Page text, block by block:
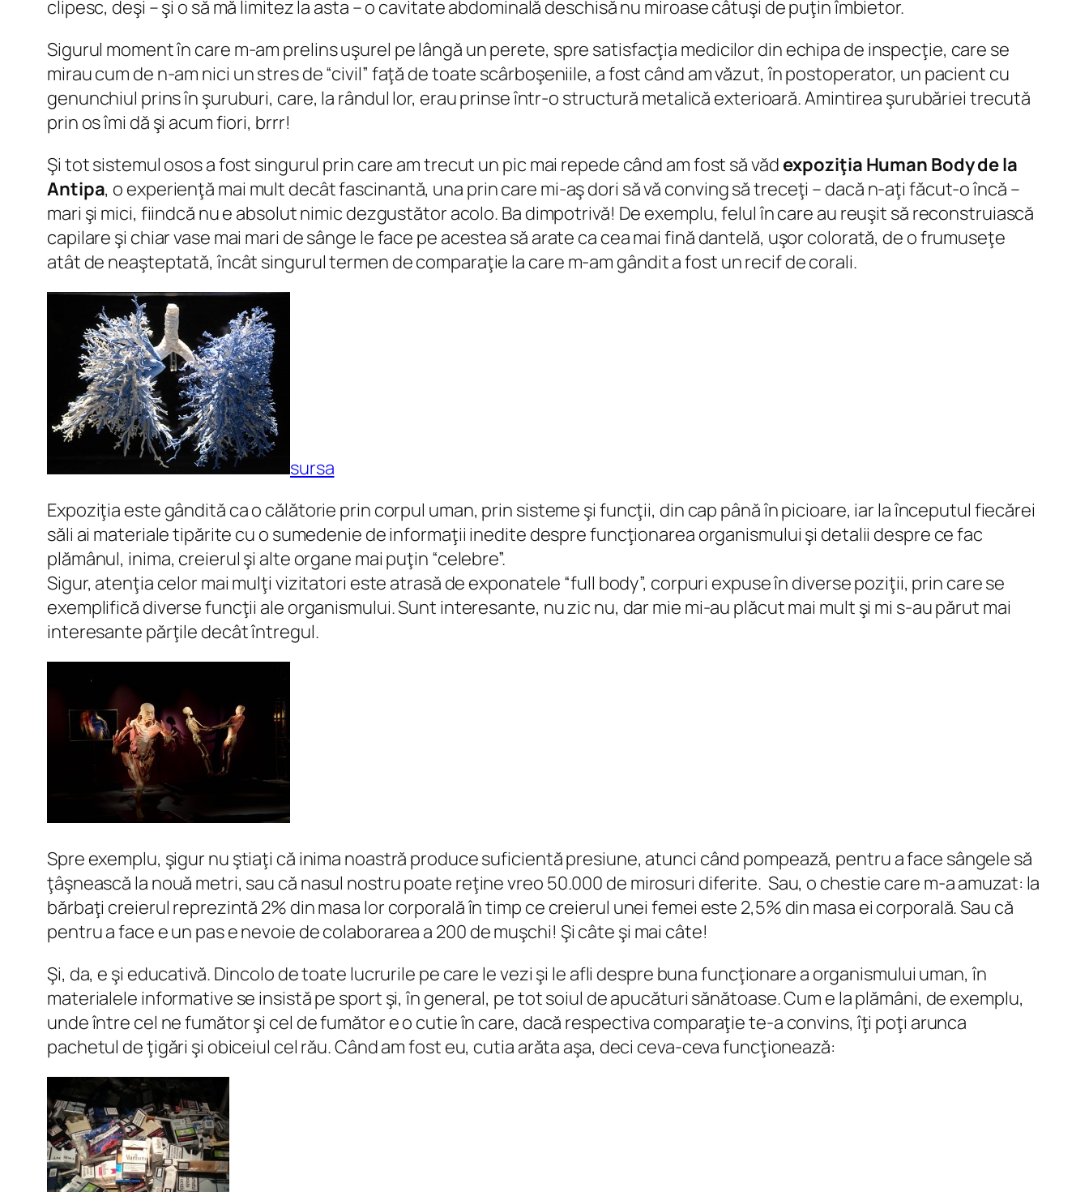
clipesc, deşi – şi o să mă limitez la asta – o cavitate abdominală deschisă nu miroase câtuşi de puţin îmbietor.
Sigurul moment în care m-am prelins uşurel pe lângă un perete, spre satisfacţia medicilor din echipa de inspecţie, care se
mirau cum de n-am nici un stres de “civil” faţă de toate scârboşeniile, a fost când am văzut, în postoperator, un pacient cu
genunchiul prins în şuruburi, care, la rândul lor, erau prinse într-o structură metalică exterioară. Amintirea şurubăriei trecută
prin os îmi dă şi acum fiori, brrr!
Şi tot sistemul osos a fost singurul prin care am trecut un pic mai repede când am fost să văd expoziţia Human Body de la
Antipa, o experienţă mai mult decât fascinantă, una prin care mi-aş dori să vă conving să treceţi – dacă n-aţi făcut-o încă –
mari şi mici, fiindcă nu e absolut nimic dezgustător acolo. Ba dimpotrivă! De exemplu, felul în care au reuşit să reconstruiască
capilare şi chiar vase mai mari de sânge le face pe acestea să arate ca cea mai fină dantelă, uşor colorată, de o frumuseţe
atât de neaşteptată, încât singurul termen de comparaţie la care m-am gândit a fost un recif de corali.
sursa
Expoziţia este gândită ca o călătorie prin corpul uman, prin sisteme şi funcţii, din cap până în picioare, iar la începutul fiecărei
săli ai materiale tipărite cu o sumedenie de informaţii inedite despre funcţionarea organismului şi detalii despre ce fac
plămânul, inima, creierul şi alte organe mai puţin “celebre”.
Sigur, atenţia celor mai mulţi vizitatori este atrasă de exponatele “full body”, corpuri expuse în diverse poziţii, prin care se
exemplifică diverse funcţii ale organismului. Sunt interesante, nu zic nu, dar mie mi-au plăcut mai mult şi mi s-au părut mai
interesante părţile decât întregul.
Spre exemplu, şigur nu ştiaţi că inima noastră produce suficientă presiune, atunci când pompează, pentru a face sângele să
ţâşnească la nouă metri, sau că nasul nostru poate reţine vreo 50.000 de mirosuri diferite. Sau, o chestie care m-a amuzat: la
bărbaţi creierul reprezintă 2% din masa lor corporală în timp ce creierul unei femei este 2,5% din masa ei corporală. Sau că
pentru a face e un pas e nevoie de colaborarea a 200 de muşchi! Şi câte şi mai câte!
Şi, da, e şi educativă. Dincolo de toate lucrurile pe care le vezi şi le afli despre buna funcţionare a organismului uman, în
materialele informative se insistă pe sport şi, în general, pe tot soiul de apucături sănătoase. Cum e la plămâni, de exemplu,
unde între cel ne fumător şi cel de fumător e o cutie în care, dacă respectiva comparaţie te-a convins, îţi poţi arunca
pachetul de ţigări şi obiceiul cel rău. Când am fost eu, cutia arăta aşa, deci ceva-ceva funcţionează: